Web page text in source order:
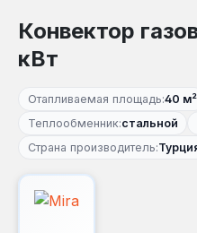
Конвектор
кВт
Отапливаемая площадь:40 м²
Теплообменник:стальной
Страна производитель: